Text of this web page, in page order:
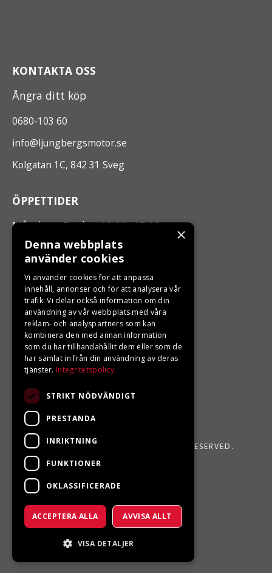
KONTAKTA OSS
Ångra ditt köp
0680-103 60
info@ljungbergsmotor.se
Kolgatan 1C, 842 31 Sveg
ÖPPETTIDER
Måndag - Fredag 10.00 -17.00
LJUNGBERGS MOTOR
Din BRP återförsäljare i Sveg!
LJUNGBERGS MOTOR 2026. ALL RIGHTS RESERVED.
POWERED BY EMPORI CMS
×
Denna webbplats
använder cookies
Vi använder cookies för att anpassa
innehåll, annonser och för att analysera vår
trafik. Vi delar också information om din
användning av vår webbplats med våra
reklam- och analyspartners som kan
kombinera den med annan information
som du har tillhandahållit dem eller som de
har samlat in från din användning av deras
tjänster. Integritetspolicy
STRIKT NÖDVÄNDIGT
PRESTANDA
INRIKTNING
FUNKTIONER
OKLASSIFICERADE
ACCEPTERA ALLA AVVISA ALLT
VISA DETALJER